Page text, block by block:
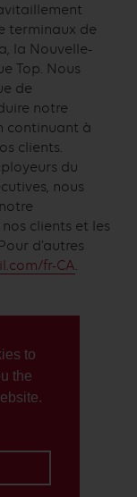
to
the
terminaux de
la Nouvelle-
Top. Nous
de
notre
continuant à
clients.
du
nous
clients et les
d’autres
fr-CA.